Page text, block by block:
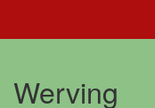
Werving